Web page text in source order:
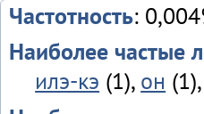
Частотность:
Наиболее частые
илэ-кэ (1), он (1),